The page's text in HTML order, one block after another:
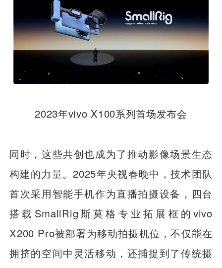
2023年vivo X100系列首场发布会
同时，这些共创也成为了推动影像场景生态
构建的力量。2025年央视春晚中，技术团队
首次采用智能手机作为直播拍摄设备，四台
搭载SmallRig斯莫格专业拓展框的vivo
X200 Pro被部署为移动拍摄机位，不仅能在
拥挤的空间中灵活移动，还捕捉到了传统摄